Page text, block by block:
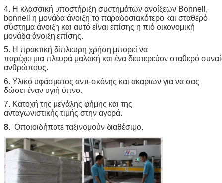
4. Η κλασσική υποστήριξη συστημάτων ανοίξεων Bonnell,
bonnell η μονάδα άνοιξη το παραδοσιακότερο και σταθερό
σύστημα άνοιξη και αυτό είναι επίσης η πιό οικονομική
μονάδα άνοιξη επίσης.
5. Η πρακτική δίπλευρη χρήση μπορεί να
παρέχει μια πλευρά μαλακή και ένα δευτερεύον σταθερό
ανθρώπους.
6. Υλικό υφάσματος αντι-σκόνης και ακαριών για να σας
δώσει έναν υγιή ύπνο.
7. Κατοχή της μεγάλης φήμης και της
ανταγωνιστικής τιμής στην αγορά.
8. Οποιοιδήποτε ταξινομούν διαθέσιμο.